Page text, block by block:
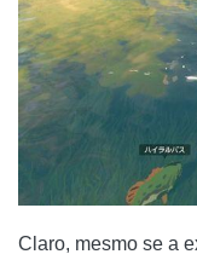
Claro, mesmo se a